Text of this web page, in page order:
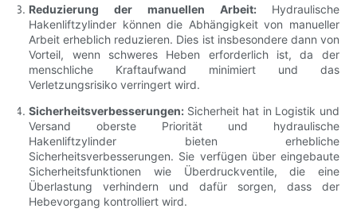
Reduzierung der manuellen Arbeit: Hydraulische
Hakenliftzylinder können die Abhängigkeit von manueller
Arbeit erheblich reduzieren. Dies ist insbesondere dann von
Vorteil, wenn schweres Heben erforderlich ist, da der
menschliche Kraftaufwand minimiert und das
Verletzungsrisiko verringert wird.
Sicherheitsverbesserungen: Sicherheit hat in Logistik und
Versand oberste Priorität und hydraulische
Hakenliftzylinder bieten erhebliche
Sicherheitsverbesserungen. Sie verfügen über eingebaute
Sicherheitsfunktionen wie Überdruckventile, die eine
Überlastung verhindern und dafür sorgen, dass der
Hebevorgang kontrolliert wird.